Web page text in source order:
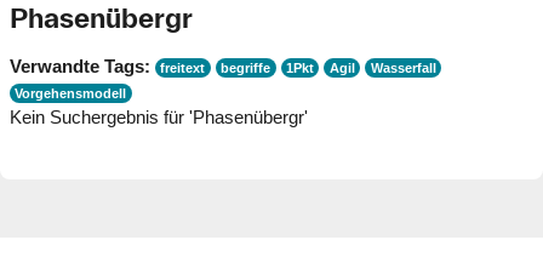
Phasenübergr
Verwandte Tags: freitext begriffe 1Pkt Agil
Wasserfall
Vorgehensmodell
Kein Suchergebnis für 'Phasenübergr'